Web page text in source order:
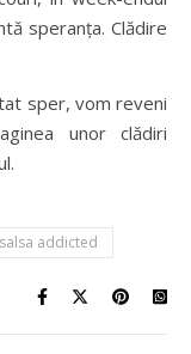
speranța. Clădire
sper, vom reveni
unor clădiri
salsa addicted